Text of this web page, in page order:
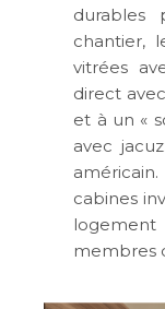
durables
chantier,
vitrées
direct
et à un «
avec
cabines
membres